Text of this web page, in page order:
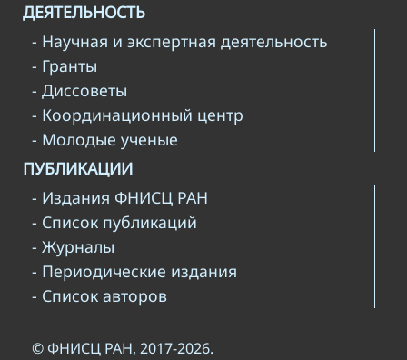
ДЕЯТЕЛЬНОСТЬ
- Научная и экспертная деятельность
- Гранты
- Диссоветы
- Координационный центр
- Молодые ученые
ПУБЛИКАЦИИ
- Издания ФНИСЦ РАН
- Список публикаций
- Журналы
- Периодические издания
- Список авторов
© ФНИСЦ РАН, 2017-2026.